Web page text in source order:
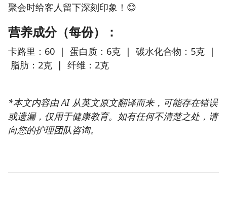
聚会时给客人留下深刻印象！😊
营养成分（每份）：
卡路里：60 | 蛋白质：6克 | 碳水化合物：5克 |
脂肪：2克 | 纤维：2克
*本文内容由 AI 从英文原文翻译而来，可能存在错误
或遗漏，仅用于健康教育。如有任何不清楚之处，请
向您的护理团队咨询。